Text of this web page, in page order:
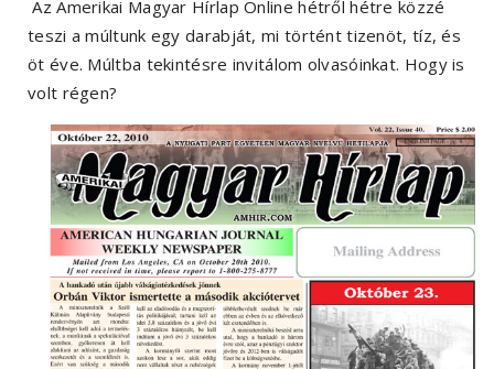
Az Amerikai Magyar Hírlap Online hétről hétre közzé
teszi a múltunk egy darabját, mi történt tizenöt, tíz, és
öt éve. Múltba tekintésre invitálom olvasóinkat. Hogy is
volt régen?